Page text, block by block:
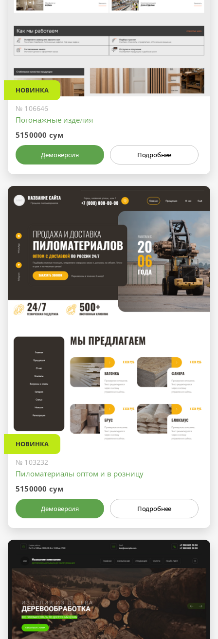
НОВИНКА
№ 106646
Погонажные изделия
5150000 сум
Демоверсия Подробнее
НОВИНКА
№ 103232
Пиломатериалы оптом и в розницу
5150000 сум
Демоверсия Подробнее